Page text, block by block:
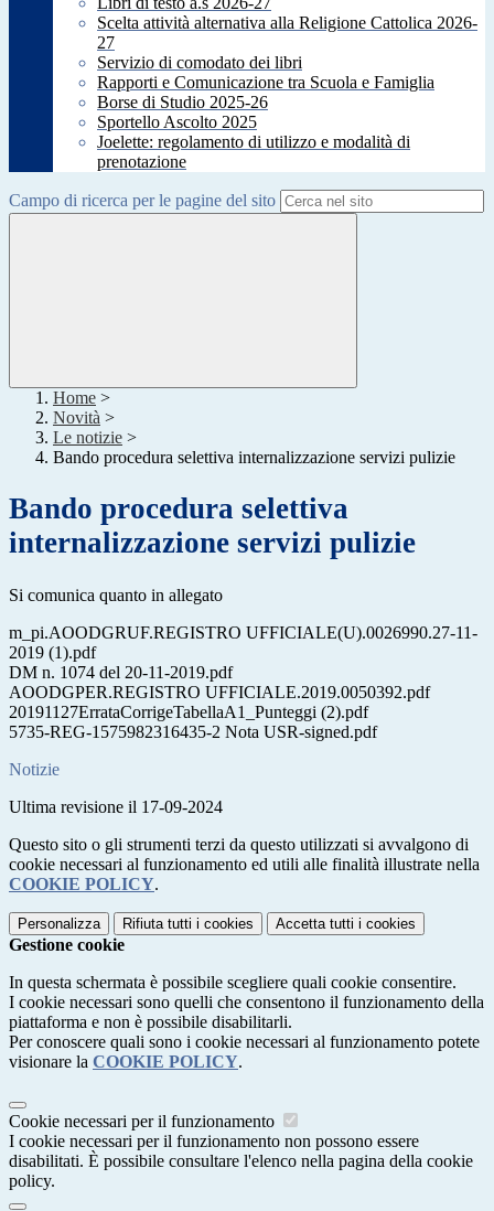
Scelta attività alternativa alla Religione Cattolica 2026-
27
Servizio di comodato dei libri
Rapporti e Comunicazione tra Scuola e Famiglia
Borse di Studio 2025-26
Sportello Ascolto 2025
Joelette: regolamento di utilizzo e modalità di
prenotazione
Campo di ricerca per le pagine del sito
Home >
Novità >
Le notizie >
Bando procedura selettiva internalizzazione servizi pulizie
Bando procedura selettiva
internalizzazione servizi pulizie
Si comunica quanto in allegato
m_pi.AOODGRUF.REGISTRO UFFICIALE(U).0026990.27-11-
2019 (1).pdf
DM n. 1074 del 20-11-2019.pdf
AOODGPER.REGISTRO UFFICIALE.2019.0050392.pdf
20191127ErrataCorrigeTabellaA1_Punteggi (2).pdf
5735-REG-1575982316435-2 Nota USR-signed.pdf
Notizie
Ultima revisione il 17-09-2024
Questo sito o gli strumenti terzi da questo utilizzati si avvalgono di
cookie necessari al funzionamento ed utili alle finalità illustrate nella
COOKIE POLICY.
Personalizza Rifiuta tutti i cookies Accetta tutti i cookies
Gestione cookie
In questa schermata è possibile scegliere quali cookie consentire.
I cookie necessari sono quelli che consentono il funzionamento della
piattaforma e non è possibile disabilitarli.
Per conoscere quali sono i cookie necessari al funzionamento potete
visionare la COOKIE POLICY.
Cookie necessari per il funzionamento
I cookie necessari per il funzionamento non possono essere
disabilitati. È possibile consultare l'elenco nella pagina della cookie
policy.